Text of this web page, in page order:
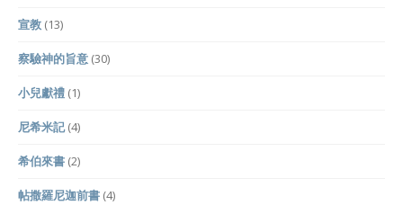
宣教 (13)
察驗神的旨意 (30)
小兒獻禮 (1)
尼希米記(4)
希伯來書 (2)
帖撒羅尼迦前書 (4)